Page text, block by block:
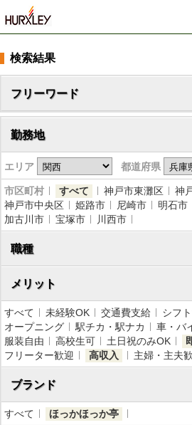
検索結果
フリーワード
勤務地
エリア 都道府県
市区町村 すべて 神戸市東灘区
神
神戸市中央区
姫路市 尼崎市 明石市
加古川市
宝塚市 川西市
職種
メリット
すべて 未経験OK 交通費支給 シフ
オープニング
駅チカ・駅ナカ 車・バ
服装自由
高校生可 土日祝のみOK
フリーター歓迎
高収入 主婦・主夫
ブランド
すべて
ほっかほっか亭